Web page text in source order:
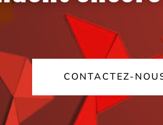
CONTACTEZ-